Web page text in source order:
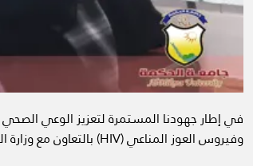
في إطار جهودنا المستمرة لتعزيز الوعي
وفيروس العوز المناعي (HIV) بالتعاون مع وزارة الصحة والبيئة والبرنامج الوطني لمكافحة الإيدز.